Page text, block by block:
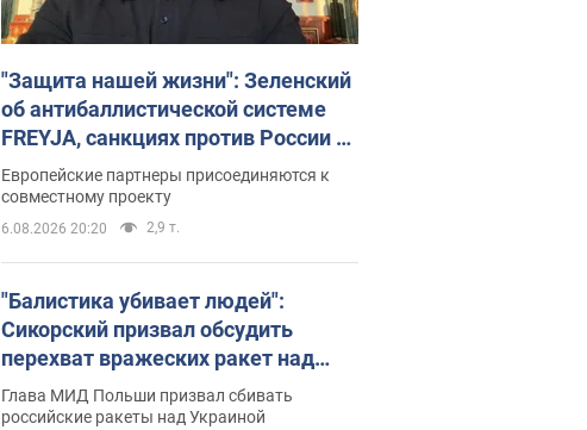
"Защита нашей жизни": Зеленский
об антибаллистической системе
FREYJA, санкциях против России и
поддержке аграриев. Видео
Европейские партнеры присоединяются к
совместному проекту
6.08.2026 20:20 2,9 т.
"Балистика убивает людей":
Сикорский призвал обсудить
перехват вражеских ракет над
Украиной
Глава МИД Польши призвал сбивать
российские ракеты над Украиной